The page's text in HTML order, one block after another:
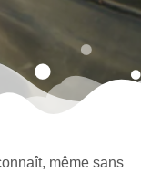
même sans